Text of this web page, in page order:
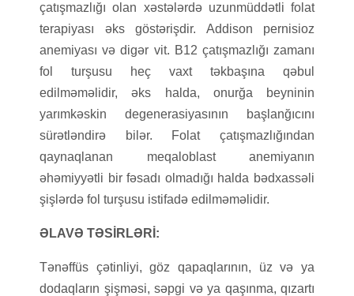
çatışmazlığı olan xəstələrdə uzunmüddətli folat
terapiyası əks göstərişdir. Addison pernisioz
anemiyası və digər vit. B12 çatışmazlığı zamanı
fol turşusu heç vaxt təkbaşına qəbul
edilməməlidir, əks halda, onurğa beyninin
yarımkəskin degenerasiyasının başlanğıcını
sürətləndirə bilər. Folat çatışmazlığından
qaynaqlanan meqaloblast anemiyanın
əhəmiyyətli bir fəsadı olmadığı halda bədxassəli
şişlərdə fol turşusu istifadə edilməməlidir.
ƏLAVƏ TƏSİRLƏRİ:
Tənəffüs çətinliyi, göz qapaqlarının, üz və ya
dodaqların şişməsi, səpgi və ya qaşınma, qızartı